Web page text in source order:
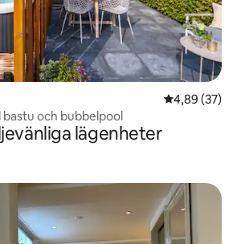
4,89 av 5 i
4,89 (37)
bastu och bubbelpool
lägenheter